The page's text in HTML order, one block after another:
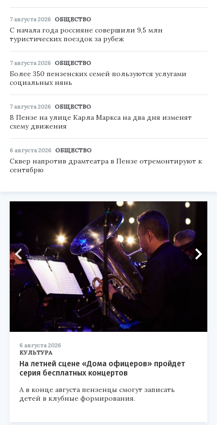
7 августа 2026 ОБЩЕСТВО
С начала года россияне совершили 9,5 млн
туристических поездок за рубеж
7 августа 2026 ОБЩЕСТВО
Более 350 пензенских семей пользуются услугами
социальных нянь
7 августа 2026 ОБЩЕСТВО
В Пензе на улице Карла Маркса на два дня изменят
схему движения
6 августа 2026 ОБЩЕСТВО
Сквер напротив драмтеатра в Пензе отремонтируют к
сентябрю
6 августа 2026
КУЛЬТУРА
На летней сцене «Дома офицеров» пройдет
серия бесплатных концертов
А в конце августа пензенцы смогут записать
детей в клубные формирования.